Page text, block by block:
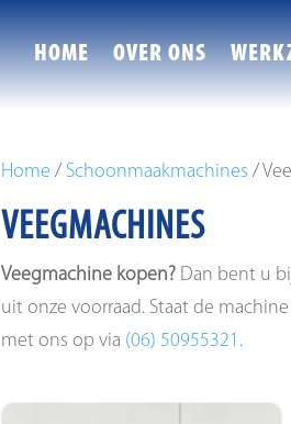
HOME OVER ONS
Home / Schoonmaakmachines /
VEEGMACHINES
Veegmachine kopen?Dan bent u
uit onze voorraad. Staat de
met ons op via (06) 50955321.